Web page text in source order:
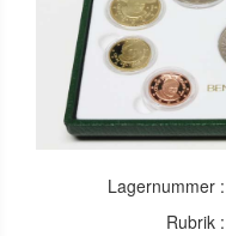
Lagernummer :
Rubrik :